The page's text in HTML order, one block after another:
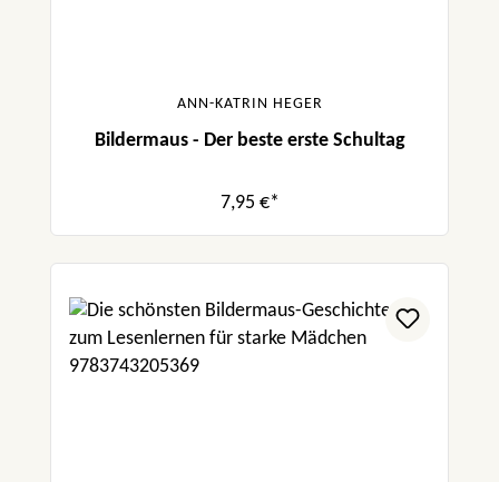
ANN-KATRIN HEGER
Bildermaus - Der beste erste Schultag
7,95 €*